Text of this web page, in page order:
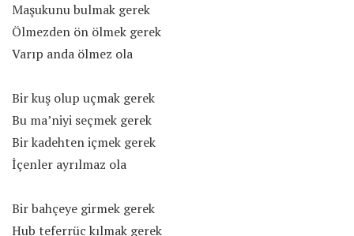
Maşukunu bulmak gerek
Ölmezden ön ölmek gerek
Varıp anda ölmez ola
Bir kuş olup uçmak gerek
Bu ma’niyi seçmek gerek
Bir kadehten içmek gerek
İçenler ayrılmaz ola
Bir bahçeye girmek gerek
Hub teferrüc kılmak gerek